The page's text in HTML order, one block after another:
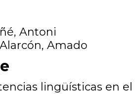
Antoni
Amado
lingüísticas en el